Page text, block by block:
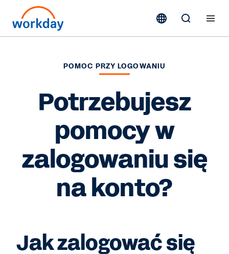
POMOC PRZY LOGOWANIU
Potrzebujesz
pomocy w
zalogowaniu się
na konto?
Jak zalogować się